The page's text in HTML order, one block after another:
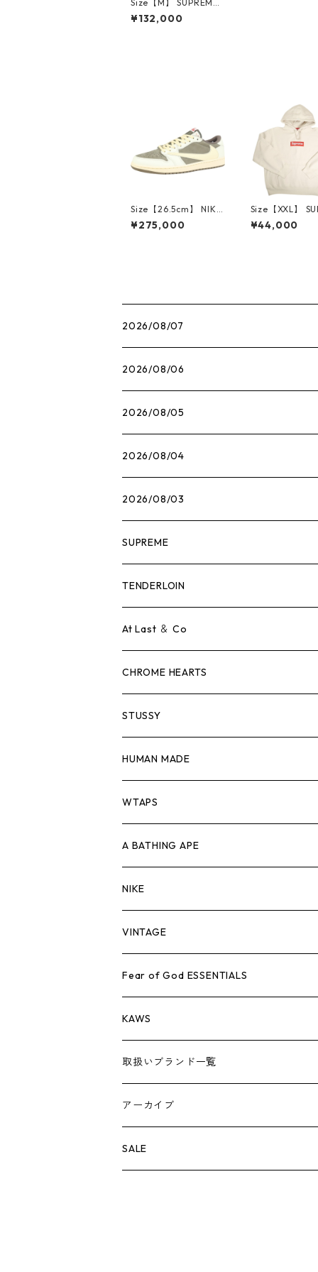
Size【M】 SUPREME
シュプリーム ×THE N
ORTH FACE ×Raymon
¥132,000
Size【26.5cm】 NIKE
ナイキ ×Travis Scott
AIR JORDAN 1 LOW
¥275,000
Size【XXL】
E シュプリーム
Box Logo
¥44,000
2026/08/07
2026/08/06
2026/08/05
2026/08/04
2026/08/03
SUPREME
Tシャツ
ロンTEE
スウェット/ニット
シャツ
ジャケット
パンツ
キャップ・ハット
バッグ
シューズ
小物
コラボレーション
×THE NORTH FACE
×COMME des GARCONS
シーズンアイテム
26SS
25FW
BOX LOGOアイテム
パーカー/クルーネック
TENDERLOIN
Tシャツ
ロンTEE
スウェット/ニット
シャツ
ジャケット
パンツ
キャップ・ハット
バッグ
シューズ
小物
At Last ＆ Co
Tシャツ
ロンTEE
スウェット/ニット
シャツ
ジャケット
パンツ
キャップ・ハット
バッグ
シューズ
小物
CHROME HEARTS
Tシャツ
ロンTEE
スウェット/ニット
シャツ
ジャケット
パンツ
キャップ・ハット
バッグ
シューズ
小物
STUSSY
Tシャツ
ロンTEE
スウェット/ニット
シャツ
ジャケット
パンツ
キャップ・ハット
バッグ
シューズ
小物
HUMAN MADE
Tシャツ
ロンT
スウェット/ニット
シャツ
ジャケット
パンツ
キャップ
バッグ
小物
WTAPS
Tシャツ
ロンTEE
スウェット/ニット
シャツ
ジャケット
パンツ
キャップ・ハット
バッグ
A BATHING APE
Tシャツ
ロンTEE
スウェット/ニット
シャツ
ジャケット
パンツ
キャップ・ハット
NIKE
シューズ
AIR JORDAN 1
AIR JORDAN 3
アパレル・小物
VINTAGE
Tシャツ
ロンTEE
スウェット/ニット
ジャケット
パンツ
Fear of God ESSENTIALS
Tシャツ
ロンTEE
スウェット/ニット
シャツ
KAWS
アパレル
小物
取扱いブランド一覧
A
A BATHING APE
B
アーカイブ
SALE